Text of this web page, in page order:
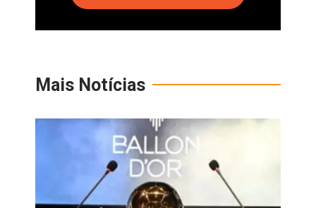
Mais Notícias